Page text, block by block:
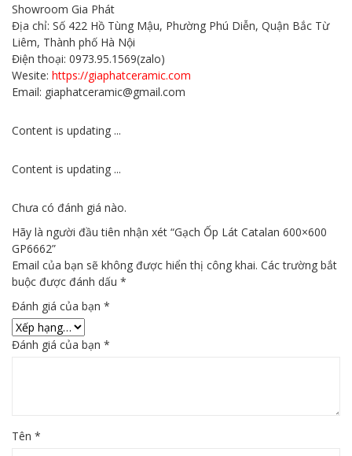
Showroom Gia Phát
Địa chỉ: Số 422 Hồ Tùng Mậu, Phường Phú Diễn, Quận Bắc Từ
Liêm, Thành phố Hà Nội
Điện thoại: 0973.95.1569(zalo)
Wesite: https://giaphatceramic.com
Email: giaphatceramic@gmail.com
Content is updating ...
Content is updating ...
Chưa có đánh giá nào.
Hãy là người đầu tiên nhận xét “Gạch Ốp Lát Catalan 600×600
GP6662”
Email của bạn sẽ không được hiển thị công khai. Các trường bắt
buộc được đánh dấu *
Đánh giá của bạn *
Đánh giá của bạn *
Tên *